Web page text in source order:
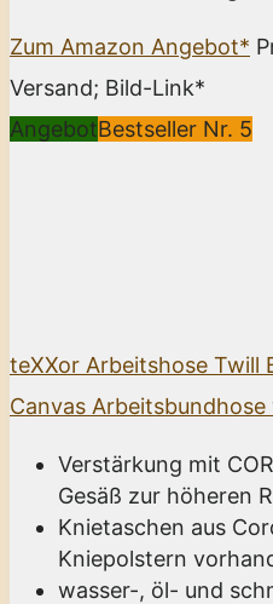
Zum Amazon Angebot*
Versand; Bild-Link*
AngebotBestseller Nr. 5
teXXor Arbeitshose Twill
Canvas
Verstärkung mit
Gesäß zur höheren
Knietaschen aus
Kniepolstern
wasser-, öl- und